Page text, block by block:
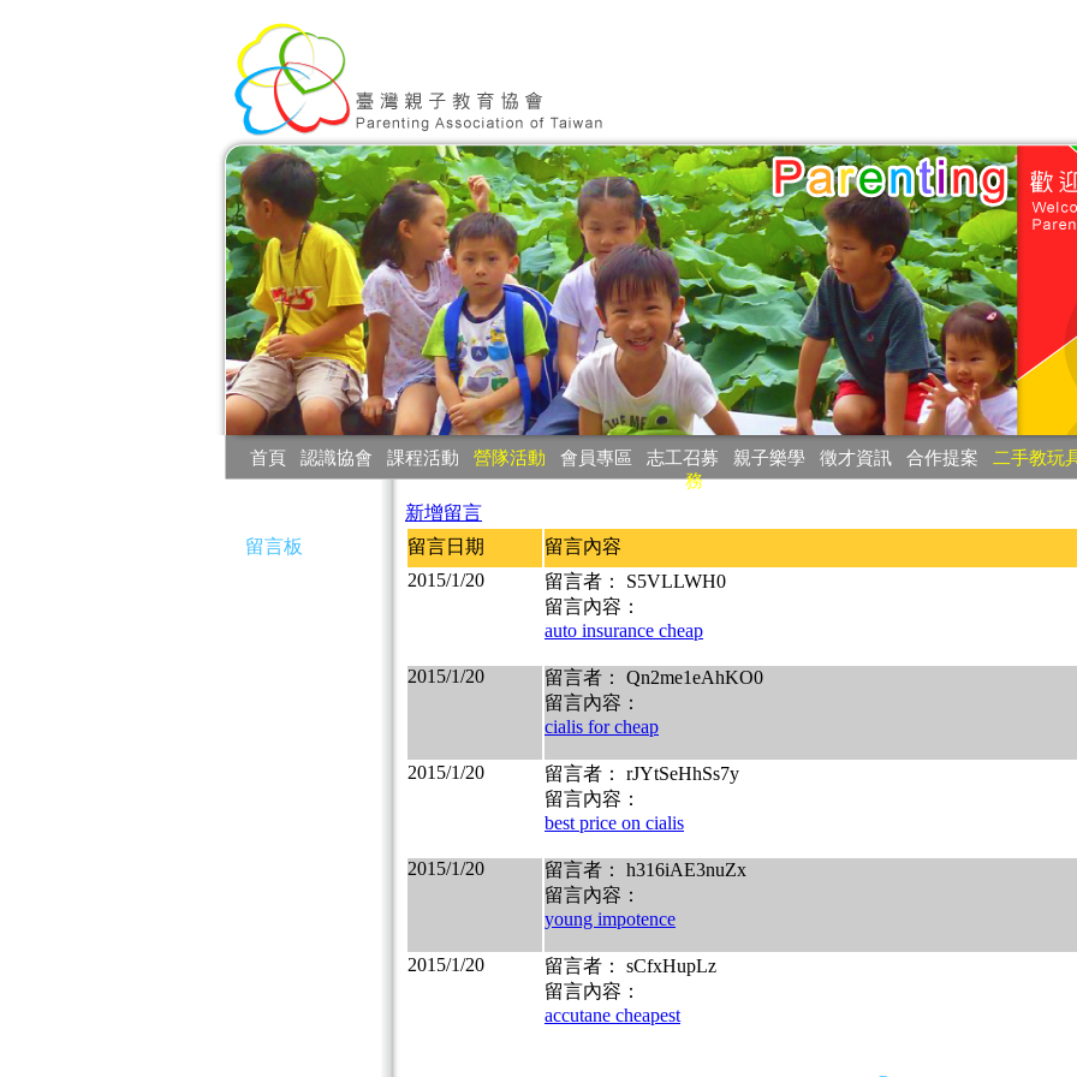
首頁 認識協會 課程活動 營隊活動 會員專區 志工召募 親子樂學 徵才資訊 合作提案
二手教玩
務
留言板
新增留言
留言日期
留言內容
2015/1/20
留言者： S5VLLWH0
留言內容：
auto insurance cheap
2015/1/20
留言者： Qn2me1eAhKO0
留言內容：
cialis for cheap
2015/1/20
留言者： rJYtSeHhSs7y
留言內容：
best price on cialis
2015/1/20
留言者： h316iAE3nuZx
留言內容：
young impotence
2015/1/20
留言者： sCfxHupLz
留言內容：
accutane cheapest